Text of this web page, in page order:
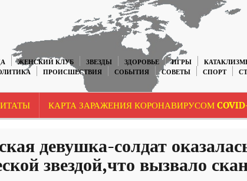
ЖЕНСКИЙ КЛУБ ЗВЕЗДЫ ЗДОРОВЬЕ ИГРЫ
ПРОИСШЕСТВИЯ СОБЫТИЯ СОВЕТЫ СПОРТ
КАРТА ЗАРАЖЕНИЯ КОРОНАВИРУСОМ
девушка-солдат
звездой,что вызвало